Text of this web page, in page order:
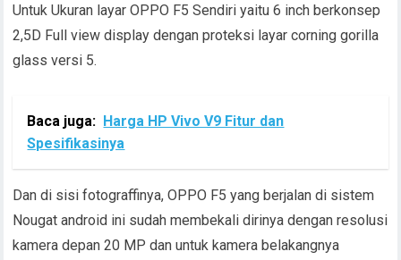
Untuk Ukuran layar OPPO F5 Sendiri yaitu 6 inch berkonsep
2,5D Full view display dengan proteksi layar corning gorilla
glass versi 5.
Baca juga: Harga HP Vivo V9 Fitur dan
Spesifikasinya
Dan di sisi fotograffinya, OPPO F5 yang berjalan di sistem
Nougat android ini sudah membekali dirinya dengan resolusi
kamera depan 20 MP dan untuk kamera belakangnya